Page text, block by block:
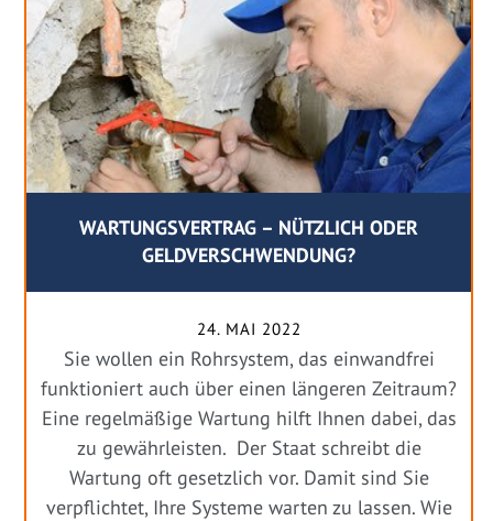
WARTUNGSVERTRAG – NÜTZLICH ODER
GELDVERSCHWENDUNG?
24. MAI 2022
Sie wollen ein Rohrsystem, das einwandfrei
funktioniert auch über einen längeren Zeitraum?
Eine regelmäßige Wartung hilft Ihnen dabei, das
zu gewährleisten. Der Staat schreibt die
Wartung oft gesetzlich vor. Damit sind Sie
verpflichtet, Ihre Systeme warten zu lassen. Wie